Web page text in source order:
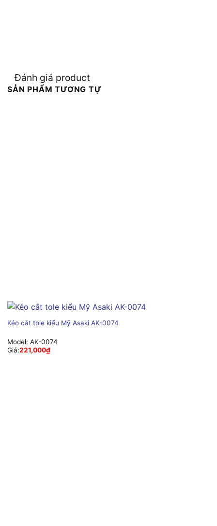
Đánh giá product
SẢN PHẨM TƯƠNG TỰ
Kéo cắt tole kiểu Mỹ Asaki AK-0074
Model: AK-0074
Giá:221,000₫